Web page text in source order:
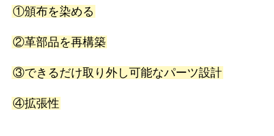
①頒布を染める
②革部品を再構築
③できるだけ取り外し可能なパーツ設計
④拡張性